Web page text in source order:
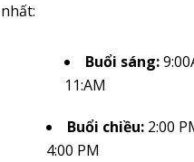
nhất:
Buổi sáng:
11:AM
Buổi chiều: 2:00
4:00 PM